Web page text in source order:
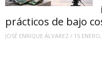
prácticos de bajo
JOSÉ ENRIQUE ÁLVAREZ / 15